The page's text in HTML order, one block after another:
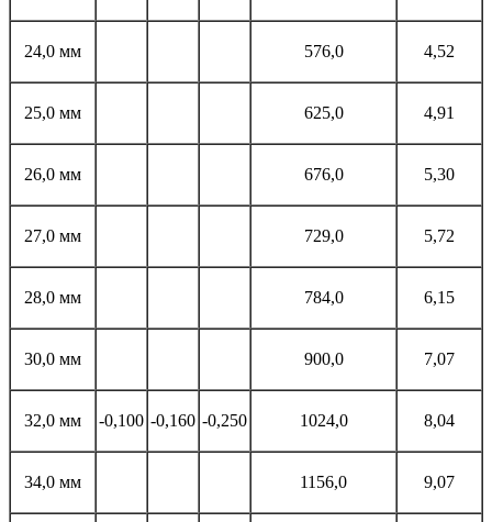
24,0 мм 576,0 4,52
25,0 мм 625,0 4,91
26,0 мм 676,0 5,30
27,0 мм 729,0 5,72
28,0 мм 784,0 6,15
30,0 мм 900,0 7,07
32,0 мм -0,100 -0,160 -0,250 1024,0 8,04
34,0 мм 1156,0 9,07